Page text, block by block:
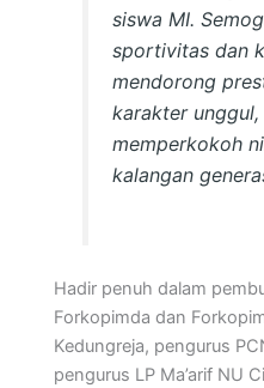
siswa MI.
sportivitas dan
mendorong
karakter
memperkokoh
kalangan
Hadir penuh dalam
Forkopimda dan
Kedungreja, pengurus
pengurus LP Ma’arif NU